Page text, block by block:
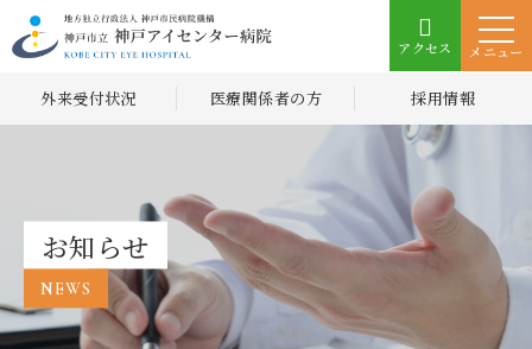
アクセス メニュー
外来受付状況 医療関係者の方 採用情報
お知らせ
NEWS